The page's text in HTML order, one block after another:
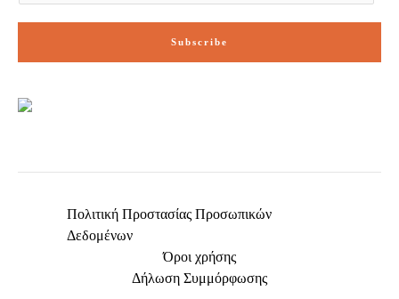
Subscribe
Πολιτική Προστασίας Προσωπικών
Δεδομένων
Όροι χρήσης
Δήλωση Συμμόρφωσης